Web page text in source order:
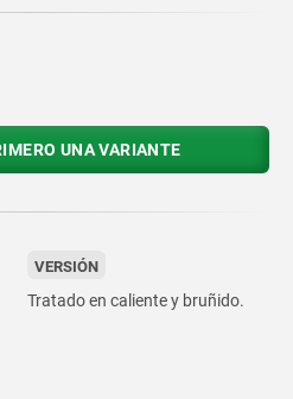
UNA VARIANTE
VERSIÓN
Tratado en caliente y bruñido.